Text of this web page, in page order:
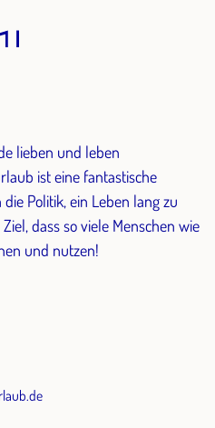
lieben und leben
ist eine fantastische
Politik, ein Leben lang zu
dass so viele Menschen wie
und nutzen!